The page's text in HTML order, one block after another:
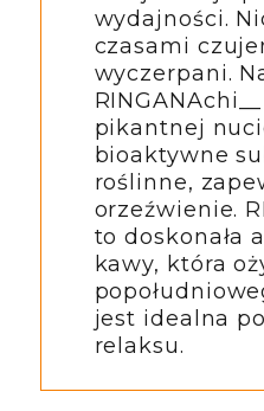
wydajności.
czasami
wyczerpani.
pikantnej
bioaktywne
roślinne,
orzeźwienie.
to doskonała
kawy, która
jest idealna
relaksu.